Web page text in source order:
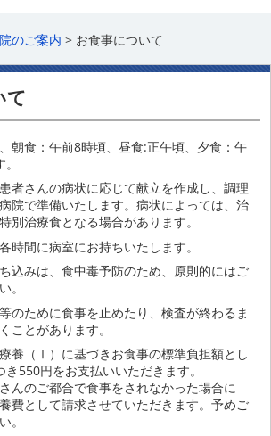
のご案内 > お食事について
て
朝食：午前8時頃、昼食:正午頃、夕食：午
者さんの病状に応じて献立を作成し、調理
院で準備いたします。病状によっては、治
別治療食となる場合があります。
時間に病室にお持ちいたします。
込みは、食中毒予防のため、原則的にはご
。
のために食事を止めたり、検査が終わるま
ことがあります。
養（Ⅰ）に基づきお食事の標準負担額とし
き550円をお支払いいただきます。
んのご都合で食事をされなかった場合に
費として請求させていただきます。予めご
。